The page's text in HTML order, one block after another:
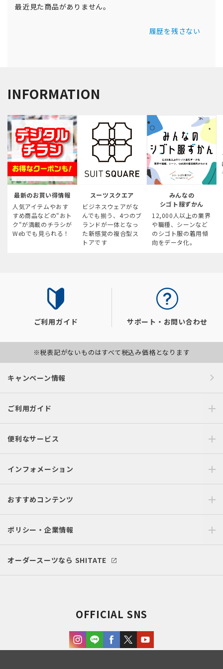
最近見た商品がありません。
履歴を残さない
INFORMATION
最新のお買い得情報
人気アイテムやおす
すめ商品などの“おト
ク“が満載のチラシが
Webでも見られる！
スーツスクエア
ビジネスウェアがな
んでも揃う、4つのブ
ランドが一体となっ
た新感覚の複合型ス
トアです
みんなの
シゴト服ずかん
12,000人以上の業界
や職種、シーンなど
のシゴト服の着用傾
向をデータ化。
ご利用ガイド サポート・お問い合わせ
※税表記がないものはすべて税込み価格となります
キャンペーン情報
ご利用ガイド
便利なサービス
インフォメーション
おすすめコンテンツ
ポリシー・企業情報
オーダースーツなら SHITATE
OFFICIAL SNS